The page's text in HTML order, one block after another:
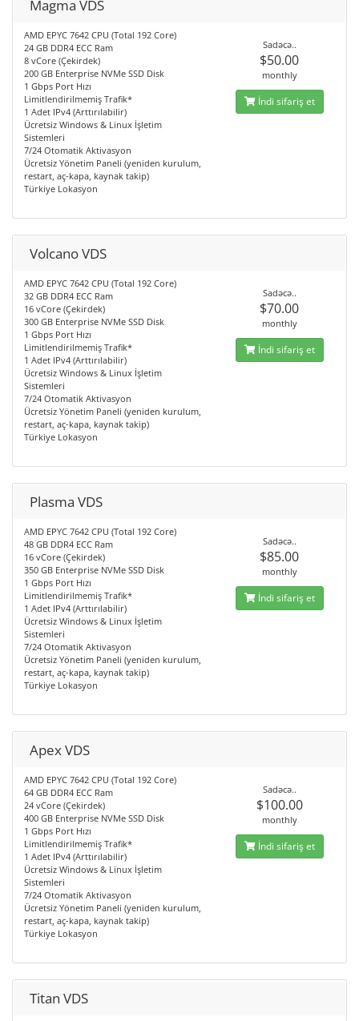
Magma VDS
AMD EPYC 7642 CPU (Total 192 Core)
24 GB DDR4 ECC Ram
8 vCore (Çekirdek)
200 GB Enterprise NVMe SSD Disk
1 Gbps Port Hızı
Limitlendirilmemiş Trafik*
1 Adet IPv4 (Arttırılabilir)
Ücretsiz Windows & Linux İşletim
Sistemleri
7/24 Otomatik Aktivasyon
Ücretsiz Yönetim Paneli (yeniden kurulum,
restart, aç-kapa, kaynak takip)
Türkiye Lokasyon
Sadəcə..
$50.00
monthly
İndi sifariş et
Volcano VDS
AMD EPYC 7642 CPU (Total 192 Core)
32 GB DDR4 ECC Ram
16 vCore (Çekirdek)
300 GB Enterprise NVMe SSD Disk
1 Gbps Port Hızı
Limitlendirilmemiş Trafik*
1 Adet IPv4 (Arttırılabilir)
Ücretsiz Windows & Linux İşletim
Sistemleri
7/24 Otomatik Aktivasyon
Ücretsiz Yönetim Paneli (yeniden kurulum,
restart, aç-kapa, kaynak takip)
Türkiye Lokasyon
Sadəcə..
$70.00
monthly
İndi sifariş et
Plasma VDS
AMD EPYC 7642 CPU (Total 192 Core)
48 GB DDR4 ECC Ram
16 vCore (Çekirdek)
350 GB Enterprise NVMe SSD Disk
1 Gbps Port Hızı
Limitlendirilmemiş Trafik*
1 Adet IPv4 (Arttırılabilir)
Ücretsiz Windows & Linux İşletim
Sistemleri
7/24 Otomatik Aktivasyon
Ücretsiz Yönetim Paneli (yeniden kurulum,
restart, aç-kapa, kaynak takip)
Türkiye Lokasyon
Sadəcə..
$85.00
monthly
İndi sifariş et
Apex VDS
AMD EPYC 7642 CPU (Total 192 Core)
64 GB DDR4 ECC Ram
24 vCore (Çekirdek)
400 GB Enterprise NVMe SSD Disk
1 Gbps Port Hızı
Limitlendirilmemiş Trafik*
1 Adet IPv4 (Arttırılabilir)
Ücretsiz Windows & Linux İşletim
Sistemleri
7/24 Otomatik Aktivasyon
Ücretsiz Yönetim Paneli (yeniden kurulum,
restart, aç-kapa, kaynak takip)
Türkiye Lokasyon
Sadəcə..
$100.00
monthly
İndi sifariş et
Titan VDS